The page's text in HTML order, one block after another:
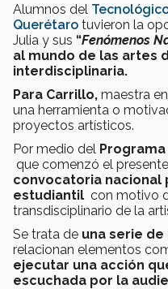
Alumnos del
Querétaro tuvieron la
Julia y sus “Fenómenos
al mundo de las artes
interdisciplinaria.
Para Carrillo, maestra
una herramienta o
proyectos artísticos.
Por medio del
que comenzó el
convocatoria nacional
estudiantil con motivo
transdisciplinario de la
Se trata de una serie
relacionan elementos
ejecutar una acción
escuchada por la